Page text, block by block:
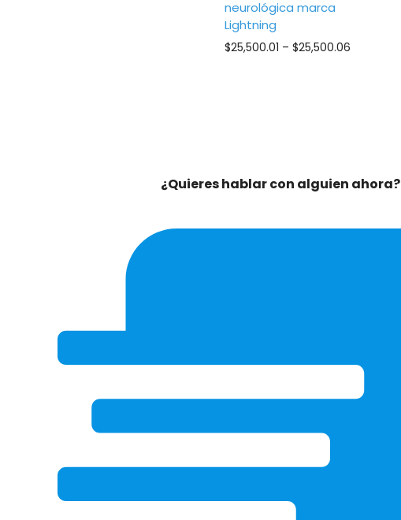
neurológica marca
Lightning
$25,500.01 – $25,500.06Price
¿Quieres hablar con alguien ahora?